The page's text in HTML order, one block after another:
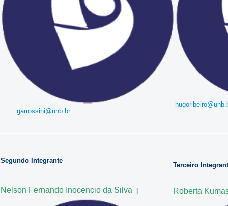
garrossini@unb.br
Segundo Integrante
Nelson Fernando Inocencio da Silva
Terceiro
Roberta